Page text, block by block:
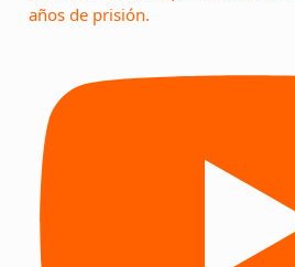
años de prisión.